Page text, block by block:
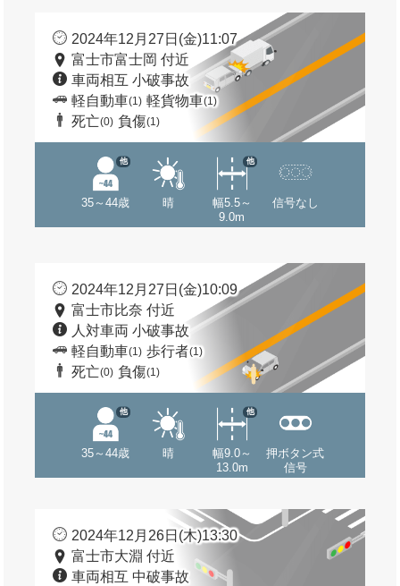
2024年12月27日(金)11:07
富士市富士岡 付近
車両相互 小破事故
軽自動車(1) 軽貨物車(1)
死亡(0) 負傷(1)
35～44歳
他
晴
幅5.5～
9.0m
他
信号なし
2024年12月27日(金)10:09
富士市比奈 付近
人対車両 小破事故
軽自動車(1) 歩行者(1)
死亡(0) 負傷(1)
35～44歳
他
晴
幅9.0～
13.0m
他
押ボタン式
信号
2024年12月26日(木)13:30
富士市大淵 付近
車両相互 中破事故